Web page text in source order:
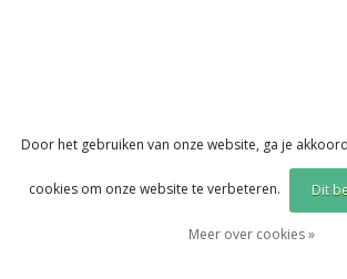
Door het gebruiken van onze website, ga je
cookies om onze website te verbeteren. Dit
Meer over cookies »